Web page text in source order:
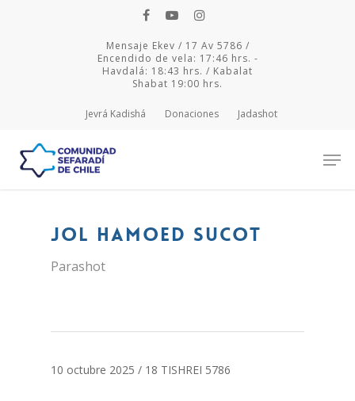
Mensaje Ekev / 17 Av 5786 /
Encendido de vela: 17:46 hrs. -
Havdalá: 18:43 hrs. / Kabalat
Shabat 19:00 hrs.
Jevrá Kadishá Donaciones Jadashot
Hit enter to search or ESC to close
Jol Hamoed Sucot
Parashot
10 octubre 2025 / 18 TISHREI 5786